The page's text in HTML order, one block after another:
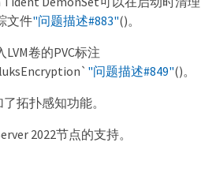
文件"问题描述#883"()。
卷的PVC标注
"问题描述#849"()。
拓扑感知功能。
2022节点的支持。